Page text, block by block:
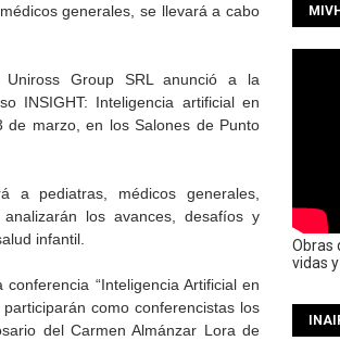
generales, se llevará a cabo
Uniross Group SRL anunció a la
INSIGHT: Inteligencia artificial en
de marzo, en los Salones de Punto
a pediatras, médicos generales,
los avances, desafíos y
infantil.
“Inteligencia Artificial en
como conferencistas los
del Carmen Almánzar Lora de
Obras
vidas